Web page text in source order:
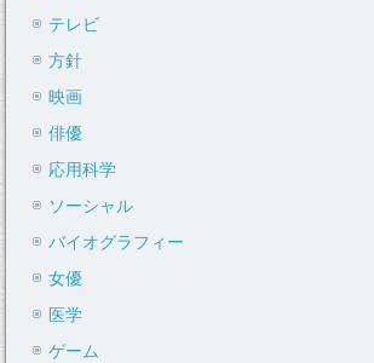
テレビ
方針
映画
俳優
応用科学
ソーシャル
バイオグラフィー
女優
医学
ゲーム